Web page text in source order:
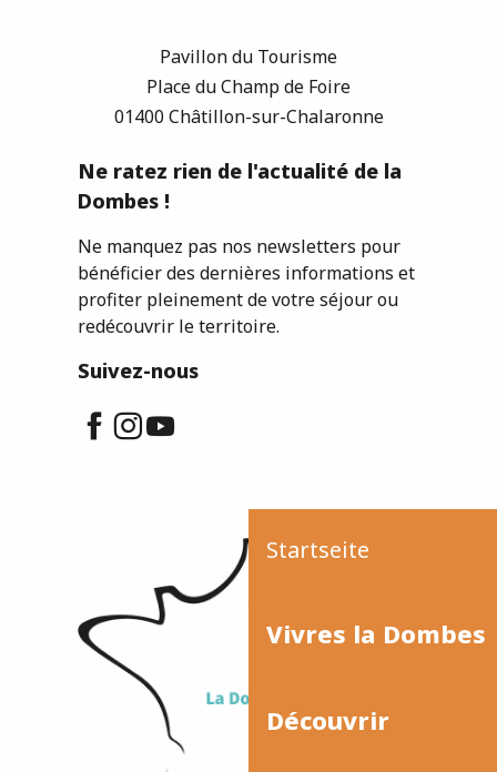
Startseite
Vivres la Dombes
Découvrir
Pavillon du Tourisme
Place du Champ de Foire
01400 Châtillon-sur-Chalaronne
Ne ratez rien de l'actualité de la
Dombes !
Ne manquez pas nos newsletters pour
bénéficier des dernières informations et
profiter pleinement de votre séjour ou
redécouvrir le territoire.
Suivez-nous